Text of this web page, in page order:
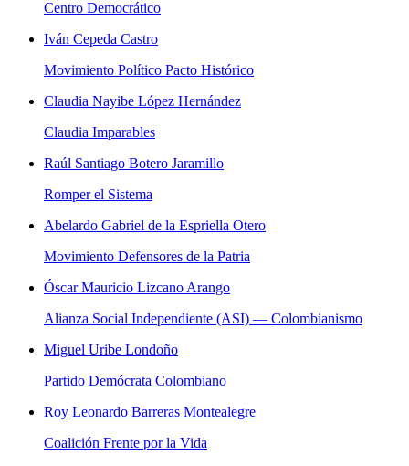
Centro Democrático
Iván Cepeda Castro
Movimiento Político Pacto Histórico
Claudia Nayibe López Hernández
Claudia Imparables
Raúl Santiago Botero Jaramillo
Romper el Sistema
Abelardo Gabriel de la Espriella Otero
Movimiento Defensores de la Patria
Óscar Mauricio Lizcano Arango
Alianza Social Independiente (ASI) — Colombianismo
Miguel Uribe Londoño
Partido Demócrata Colombiano
Roy Leonardo Barreras Montealegre
Coalición Frente por la Vida